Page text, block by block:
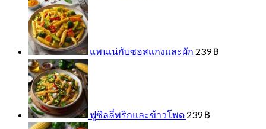
แพนเน่กับซอสแกงและผัก 239฿
ฟูซิลลี่พริกและข้าวโพด 239฿